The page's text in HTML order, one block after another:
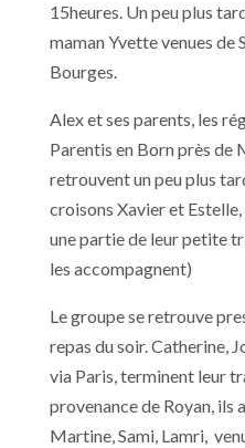
15heures. Un peu plus
maman Yvette venues de
Bourges.
Alex et ses parents, les
Parentis en Born près de
retrouvent un peu plus
croisons Xavier et
une partie de leur petite
les accompagnent)
Le groupe se retrouve
repas du soir. Catherine,
via Paris, terminent leur
provenance de Royan, ils
Martine, Sami, Lamri,